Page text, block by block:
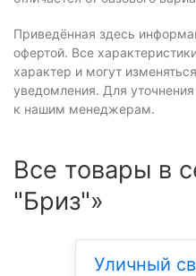
Приведённая здесь
офертой. Все
характер и могут
уведомления. Для уточнения
к нашим менеджерам.
Все товары в
"Бриз"»
Уличный